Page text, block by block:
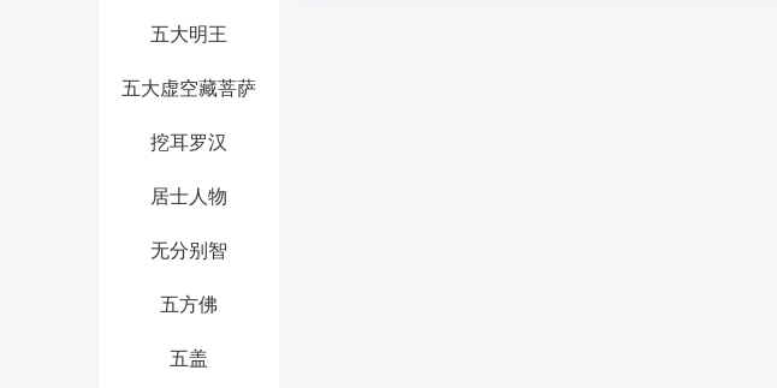
五大明王
五大虚空藏菩萨
挖耳罗汉
居士人物
无分别智
五方佛
五盖